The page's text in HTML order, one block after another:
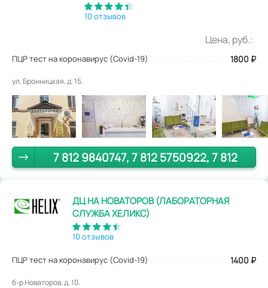
10 отзывов
Цена, руб.:
ПЦР тест на коронавирус (Covid-19) 1800 ₽
ул. Бронницкая, д. 15.
7 812 9840747, 7 812 5750922, 7 812
ДЦ НА НОВАТОРОВ (ЛАБОРАТОРНАЯ
СЛУЖБА ХЕЛИКС)
10 отзывов
ПЦР тест на коронавирус (Covid-19) 1400 ₽
б-р Новаторов, д. 10.